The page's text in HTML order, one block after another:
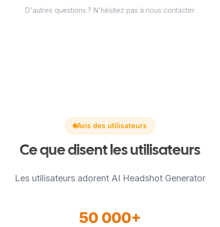
HEIC et HEIF.
D'autres questions ? N'hésitez pas à nous contacter.
Avis des utilisateurs
Ce que disent les utilisateurs
Les utilisateurs adorent AI Headshot Generator
50 000+